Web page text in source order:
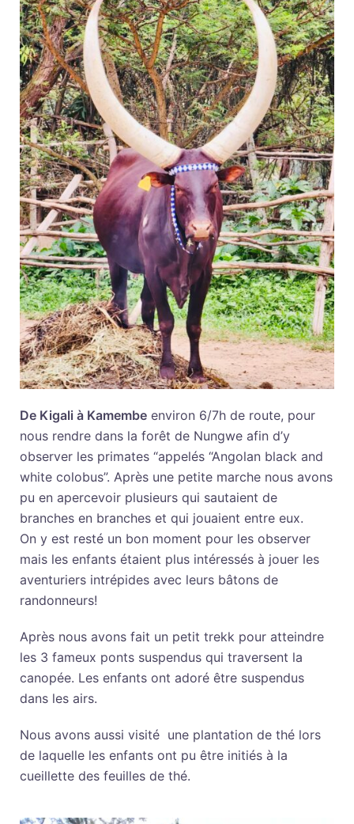
De Kigali à Kamembe environ 6/7h de route, pour
nous rendre dans la forêt de Nungwe afin d’y
observer les primates “appelés “Angolan black and
white colobus”. Après une petite marche nous avons
pu en apercevoir plusieurs qui sautaient de
branches en branches et qui jouaient entre eux.
On y est resté un bon moment pour les observer
mais les enfants étaient plus intéressés à jouer les
aventuriers intrépides avec leurs bâtons de
randonneurs!
Après nous avons fait un petit trekk pour atteindre
les 3 fameux ponts suspendus qui traversent la
canopée. Les enfants ont adoré être suspendus
dans les airs.
Nous avons aussi visité une plantation de thé lors
de laquelle les enfants ont pu être initiés à la
cueillette des feuilles de thé.